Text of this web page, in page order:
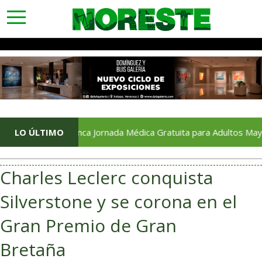
toggle
navigation
LO ÚLTIMO
Arranca Jornada Médica Gratuita para Adultos Mayores en
Charles Leclerc conquista
Silverstone y se corona en el
Gran Premio de Gran
Bretaña